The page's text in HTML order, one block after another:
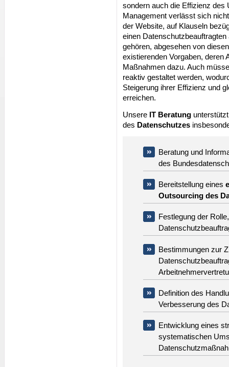
sondern auch die Effizienz des
Management verlässt sich
der Website, auf Klauseln
einen
gehören, abgesehen von
existierenden Vorgaben, deren
Maßnahmen dazu. Auch
reaktiv gestaltet werden,
Steigerung ihrer Effizienz und
erreichen.
Unsere IT Beratung
des Datenschutzes
Beratung und
des
Bereitstellung eines
Outsourcing des
Festlegung der
Bestimmungen zur
Definition des
Verbesserung des
Entwicklung eines
systematischen